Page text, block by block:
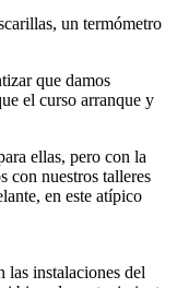
un termómetro
que damos
el curso arranque y
ellas, pero con la
con nuestros talleres
en este atípico
instalaciones del